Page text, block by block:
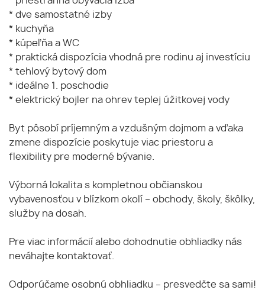
* dve samostatné izby
* kuchyňa
* kúpeľňa a WC
* praktická dispozícia vhodná pre rodinu aj investíciu
* tehlový bytový dom
* ideálne 1. poschodie
* elektrický bojler na ohrev teplej úžitkovej vody
Byt pôsobí príjemným a vzdušným dojmom a vďaka
zmene dispozície poskytuje viac priestoru a
flexibility pre moderné bývanie.
Výborná lokalita s kompletnou občianskou
vybavenosťou v blízkom okolí – obchody, školy, škôlky,
služby na dosah.
Pre viac informácií alebo dohodnutie obhliadky nás
neváhajte kontaktovať.
Odporúčame osobnú obhliadku – presvedčte sa sami!